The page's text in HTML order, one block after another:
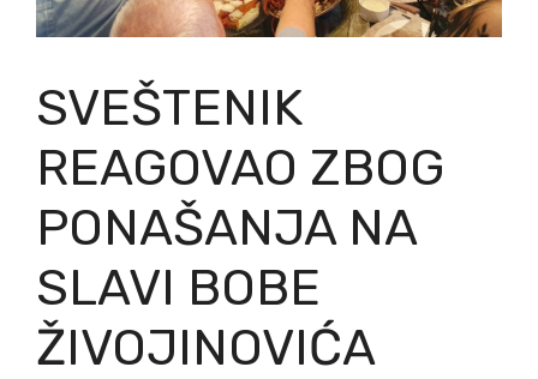
SVEŠTENIK
REAGOVAO ZBOG
PONAŠANJA NA
SLAVI BOBE
ŽIVOJINOVIĆA